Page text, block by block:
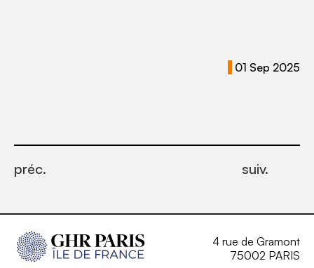
01 Sep 2025
préc. suiv.
4 rue de Gramont
75002 PARIS